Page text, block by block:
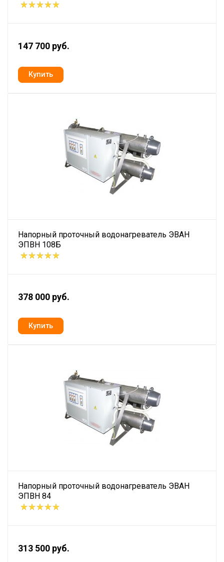
147 700 руб.
Напорный проточный водонагреватель ЭВАН
ЭПВН 108Б
378 000 руб.
Напорный проточный водонагреватель ЭВАН
ЭПВН 84
313 500 руб.